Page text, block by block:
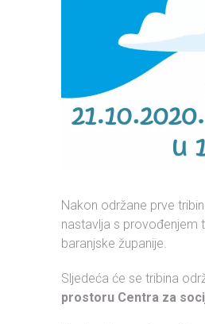
Nakon održane prve
nastavlja s provođenjem
baranjske županije.
Sljedeća će se tribina
prostoru Centra za